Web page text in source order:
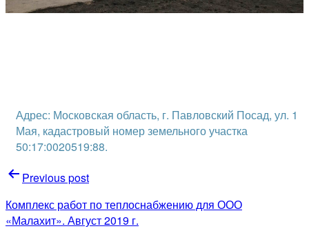
Адрес: Московская область, г. Павловский Посад, ул. 1
Мая, кадастровый номер земельного участка
50:17:0020519:88.
Навигация
по
записям
Previous post
Комплекс работ по теплоснабжению для ООО
«Малахит». Август 2019 г.